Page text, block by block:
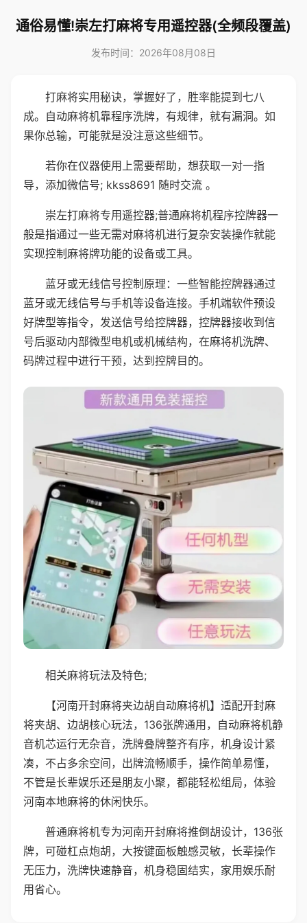
通俗易懂!崇左打麻将专用遥控器(全频段覆盖)
发布时间：2026年08月08日
打麻将实用秘诀，掌握好了，胜率能提到七八
成。自动麻将机靠程序洗牌，有规律，就有漏洞。如
果你总输，可能就是没注意这些细节。
若你在仪器使用上需要帮助，想获取一对一指
导，添加微信号; kkss8691 随时交流 。
崇左打麻将专用遥控器;普通麻将机程序控牌器一
般是指通过一些无需对麻将机进行复杂安装操作就能
实现控制麻将牌功能的设备或工具。
蓝牙或无线信号控制原理：一些智能控牌器通过
蓝牙或无线信号与手机等设备连接。手机端软件预设
好牌型等指令，发送信号给控牌器，控牌器接收到信
号后驱动内部微型电机或机械结构，在麻将机洗牌、
码牌过程中进行干预，达到控牌目的。
相关麻将玩法及特色;
【河南开封麻将夹边胡自动麻将机】适配开封麻
将夹胡、边胡核心玩法，136张牌通用，自动麻将机静
音机芯运行无杂音，洗牌叠牌整齐有序，机身设计紧
凑，不占多余空间，出牌流畅顺手，操作简单易懂，
不管是长辈娱乐还是朋友小聚，都能轻松组局，体验
河南本地麻将的休闲快乐。
普通麻将机专为河南开封麻将推倒胡设计，136张
牌，可碰杠点炮胡，大按键面板触感灵敏，长辈操作
无压力，洗牌快速静音，机身稳固结实，家用娱乐耐
用省心。